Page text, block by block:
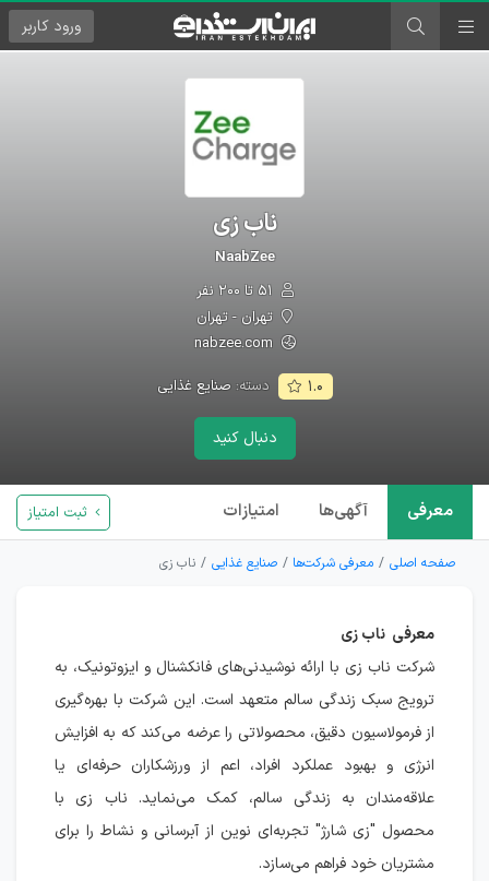
ورود کاربر
ناب زی
NaabZee
تهران - تهران
nabzee.com
۱.۰ دسته:صنایع غذایی
دنبال کنید
معرفی آگهی‌ها امتیازات ثبت امتیاز
صفحه اصلی معرفی شرکت‌ها صنایع غذایی ناب زی
معرفی ناب زی
شرکت ناب زی با ارائه نوشیدنی‌های فانکشنال و ایزوتونیک، به
ترویج سبک زندگی سالم متعهد است. این شرکت با بهره‌گیری
از فرمولاسیون دقیق، محصولاتی را عرضه می‌کند که به افزایش
انرژی و بهبود عملکرد افراد، اعم از ورزشکاران حرفه‌ای یا
علاقه‌مندان به زندگی سالم، کمک می‌نماید. ناب زی با
محصول "زی شارژ" تجربه‌ای نوین از آبرسانی و نشاط را برای
مشتریان خود فراهم می‌سازد.